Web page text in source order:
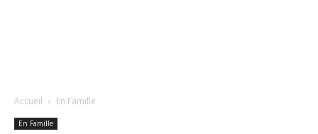
Accueil En Famille
En Famille